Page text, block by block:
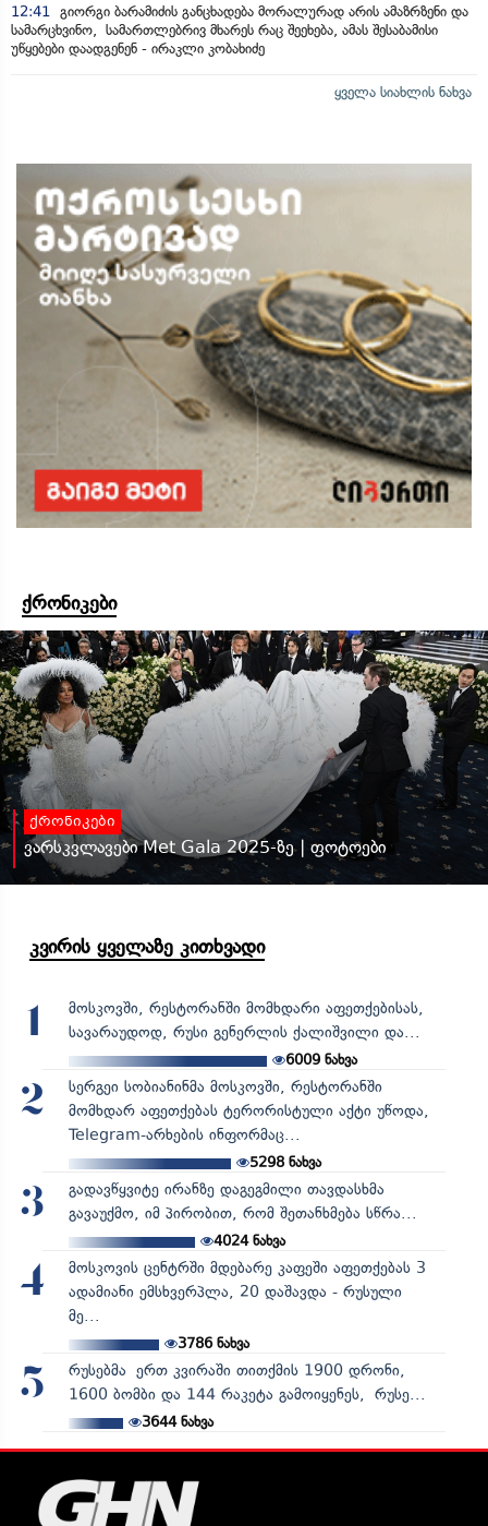
12:41
გიორგი ბარამიძის განცხადება მორალურად არის ამაზრზენი და
სამარცხვინო, სამართლებრივ მხარეს რაც შეეხება, ამას შესაბამისი
უწყებები დაადგენენ - ირაკლი კობახიძე
ყველა სიახლის ნახვა
ქრონიკები
ქრონიკები
ვარსკვლავები Met Gala 2025-ზე | ფოტოები
კვირის ყველაზე კითხვადი
1
მოსკოვში, რესტორანში მომხდარი აფეთქებისას,
სავარაუდოდ, რუსი გენერლის ქალიშვილი და...
6009 ნახვა
2
სერგეი სობიანინმა მოსკოვში, რესტორანში
მომხდარ აფეთქებას ტერორისტული აქტი უწოდა,
Telegram-არხების ინფორმაც...
5298ნახვა
3
გადავწყვიტე ირანზე დაგეგმილი თავდასხმა
გავაუქმო, იმ პირობით, რომ შეთანხმება სწრა...
4024ნახვა
4
მოსკოვის ცენტრში მდებარე კაფეში აფეთქებას 3
ადამიანი ემსხვერპლა, 20 დაშავდა - რუსული
მე...
3786ნახვა
5
რუსებმა ერთ კვირაში თითქმის 1900 დრონი,
1600 ბომბი და 144 რაკეტა გამოიყენეს, რუსე...
3644ნახვა